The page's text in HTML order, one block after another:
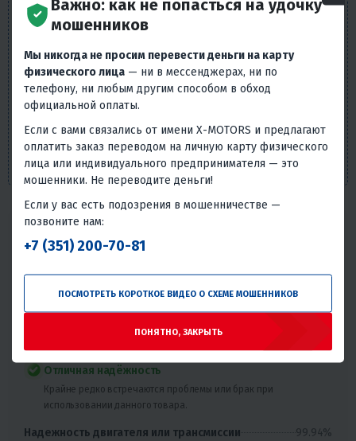
Внешний вид товара, его комплектация и
характеристики могут изменяться производителем без
справочно-ознакомительный характер и не может
служить основанием для претензий. Вся представленная
на сайте информация, касающаяся технических
характеристик, наличия на складе, стоимости товаров,
носит информационный характер и ни при каких
условиях не является публичной офертой, определяемой
положениями п. 2 ст. 437 Гражданского кодекса РФ.
Статистика основана на количестве общего числа
товаром.
Без проблем Всего обращений в сервис
Отличная надёжность
Крайне редко встречаются проблемы или брак при
использовании данного товара.
Надежность двигателя или трансмиссии
99.94%
Важно: как не попасться на удочку
мошенников
Мы никогда не просим перевести деньги на карту
физического лица — ни в мессенджерах, ни по
телефону, ни любым другим способом в обход
официальной оплаты.
Если с вами связались от имени X-MOTORS и предлагают
оплатить заказ переводом на личную карту физического
лица или индивидуального предпринимателя — это
мошенники. Не переводите деньги!
Если у вас есть подозрения в мошенничестве —
позвоните нам:
+7 (351) 200-70-81
ПОСМОТРЕТЬ КОРОТКОЕ ВИДЕО О СХЕМЕ МОШЕННИКОВ
ПОНЯТНО, ЗАКРЫТЬ